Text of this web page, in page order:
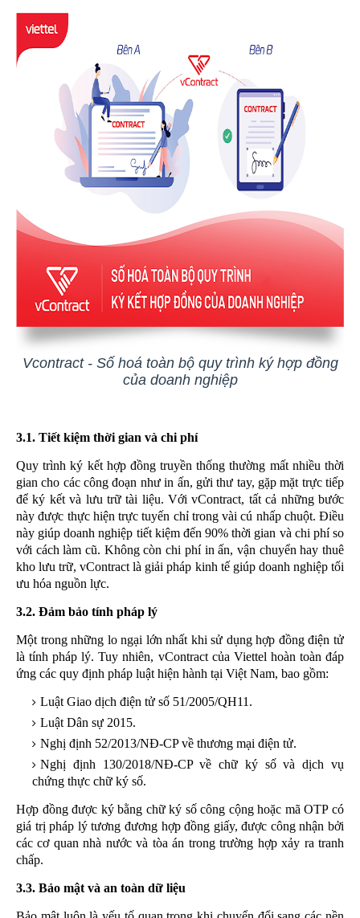
Vcontract - Số hoá toàn bộ quy trình ký hợp đồng
của doanh nghiệp
3.1. Tiết kiệm thời gian và chi phí
Quy trình ký kết hợp đồng truyền thống thường mất nhiều thời
gian cho các công đoạn như in ấn, gửi thư tay, gặp mặt trực tiếp
để ký kết và lưu trữ tài liệu. Với vContract, tất cả những bước
này được thực hiện trực tuyến chỉ trong vài cú nhấp chuột. Điều
này giúp doanh nghiệp tiết kiệm đến 90% thời gian và chi phí so
với cách làm cũ. Không còn chi phí in ấn, vận chuyển hay thuê
kho lưu trữ, vContract là giải pháp kinh tế giúp doanh nghiệp tối
ưu hóa nguồn lực.
3.2. Đảm bảo tính pháp lý
Một trong những lo ngại lớn nhất khi sử dụng hợp đồng điện tử
là tính pháp lý. Tuy nhiên, vContract của Viettel hoàn toàn đáp
ứng các quy định pháp luật hiện hành tại Việt Nam, bao gồm:
Luật Giao dịch điện tử số 51/2005/QH11.
Luật Dân sự 2015.
Nghị định 52/2013/NĐ-CP về thương mại điện tử.
Nghị định 130/2018/NĐ-CP về chữ ký số và dịch vụ
chứng thực chữ ký số.
Hợp đồng được ký bằng chữ ký số công cộng hoặc mã OTP có
giá trị pháp lý tương đương hợp đồng giấy, được công nhận bởi
các cơ quan nhà nước và tòa án trong trường hợp xảy ra tranh
chấp.
3.3. Bảo mật và an toàn dữ liệu